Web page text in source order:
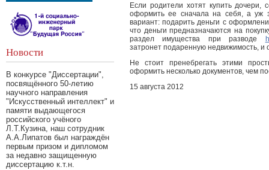
Новости
В конкурсе "Диссертации",
посвящённого 50-летию
научного направления
"Искусственный интеллект" и
памяти выдающегося
российского учёного
Л.Т.Кузина, наш сотрудник
А.А.Липатов был награждён
первым призом и дипломом
за недавно защищенную
диссертацию к.т.н.
Если родители хотят купить дочери,
оформить ее сначала на себя, а уж
вариант: подарить деньги с
что деньги предназначаются на
раздел имущества при разводе
затронет подаренную недвижимость, и
Не стоит пренебрегать этими
оформить несколько документов, чем
15 августа 2012